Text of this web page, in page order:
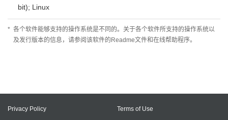
bit); Linux
* 各个软件能够支持的操作系统是不同的。关于各个软件所支持的操作系统以
及发行版本的信息，请参阅该软件的Readme文件和在线帮助程序。
Privacy Policy Terms of Use